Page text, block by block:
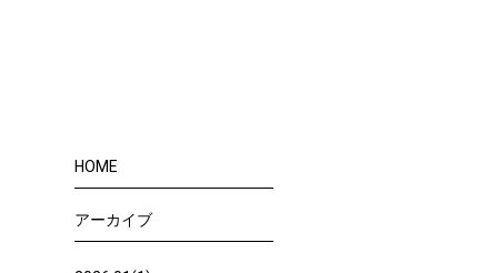
HOME
アーカイブ